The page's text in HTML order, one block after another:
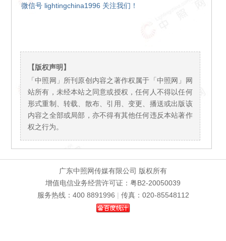
微信号 lightingchina1996 关注我们！
【版权声明】
「中照网」所刊原创内容之著作权属于「中照网」网
站所有，未经本站之同意或授权，任何人不得以任何
形式重制、转载、散布、引用、变更、播送或出版该
内容之全部或局部，亦不得有其他任何违反本站著作
权之行为。
广东中照网传媒有限公司 版权所有
增值电信业务经营许可证：粤B2-20050039
服务热线：400 8891996 | 传真：020-85548112